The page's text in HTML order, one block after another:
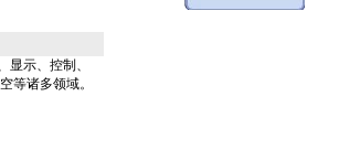
示、控制、
等诸多领域。